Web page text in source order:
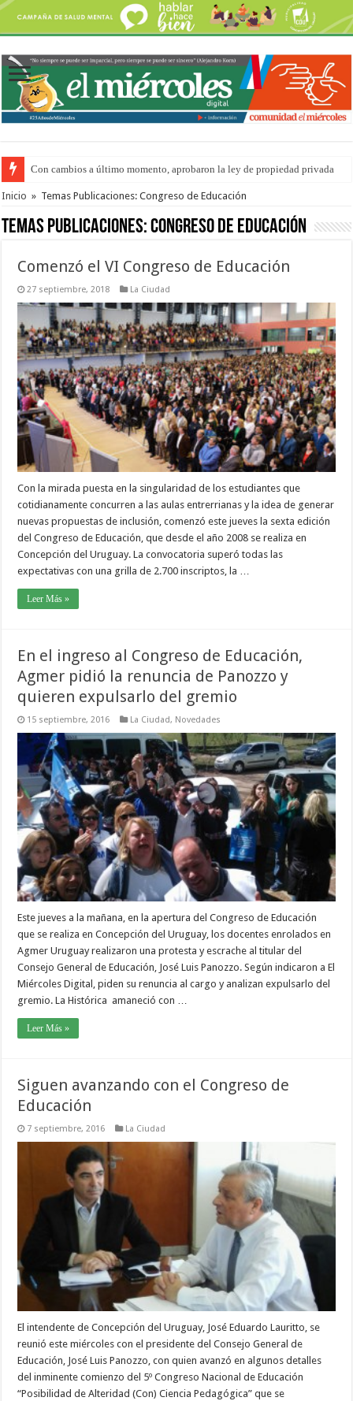
Del viernes 7 al domingo 9 de agosto: la agenda ¿A dónde ir? para este
Inicio » Temas Publicaciones: Congreso de Educación
Temas Publicaciones:Congreso de Educación
Comenzó el VI Congreso de Educación
27 septiembre, 2018 La Ciudad
Con la mirada puesta en la singularidad de los estudiantes que
cotidianamente concurren a las aulas entrerrianas y la idea de generar
nuevas propuestas de inclusión, comenzó este jueves la sexta edición
del Congreso de Educación, que desde el año 2008 se realiza en
Concepción del Uruguay. La convocatoria superó todas las
expectativas con una grilla de 2.700 inscriptos, la …
Leer Más »
En el ingreso al Congreso de Educación,
Agmer pidió la renuncia de Panozzo y
quieren expulsarlo del gremio
15 septiembre, 2016 La Ciudad, Novedades
Este jueves a la mañana, en la apertura del Congreso de Educación
que se realiza en Concepción del Uruguay, los docentes enrolados en
Agmer Uruguay realizaron una protesta y escrache al titular del
Consejo General de Educación, José Luis Panozzo. Según indicaron a El
Miércoles Digital, piden su renuncia al cargo y analizan expulsarlo del
gremio. La Histórica amaneció con …
Leer Más »
Siguen avanzando con el Congreso de
Educación
7 septiembre, 2016 La Ciudad
El intendente de Concepción del Uruguay, José Eduardo Lauritto, se
reunió este miércoles con el presidente del Consejo General de
Educación, José Luis Panozzo, con quien avanzó en algunos detalles
del inminente comienzo del 5º Congreso Nacional de Educación
“Posibilidad de Alteridad (Con) Ciencia Pedagógica” que se